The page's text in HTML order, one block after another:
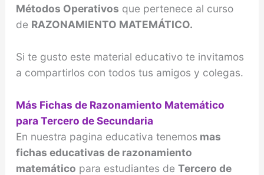
Métodos Operativos que pertenece al curso
de RAZONAMIENTO MATEMÁTICO.
Si te gusto este material educativo te invitamos
a compartirlos con todos tus amigos y colegas.
Más Fichas de Razonamiento Matemático
para Tercero de Secundaria
En nuestra pagina educativa tenemos mas
fichas educativas de razonamiento
matemático para estudiantes de Tercero de